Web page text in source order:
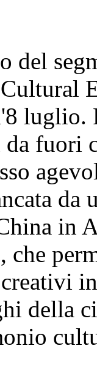
del
luglio.
fuori
da
in
che
della